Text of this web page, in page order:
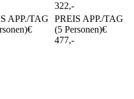
322,-
€
€
477,-